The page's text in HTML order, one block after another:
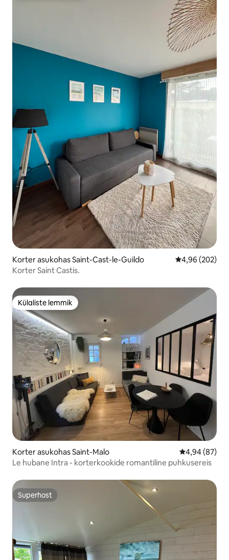
Korter asukohas Saint-Cast-le-Guildo Keskmine
4,96 (202)
Korter Saint Castis.
Külaliste lemmik
Külaliste lemmik
Korter asukohas Saint-Malo Keskmine
4,94 (87)
Le hubane Intra - korterkookide romantiline puhkusereis
Superhost
Superhost